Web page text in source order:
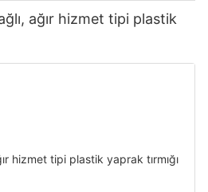
ağır hizmet tipi plastik